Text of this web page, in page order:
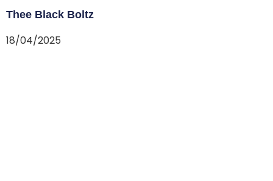
Thee Black Boltz
18/04/2025